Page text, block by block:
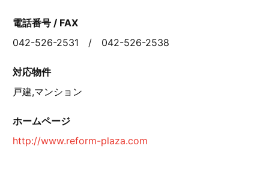
電話番号 / FAX
042-526-2531 / 042-526-2538
対応物件
戸建,マンション
ホームページ
http://www.reform-plaza.com